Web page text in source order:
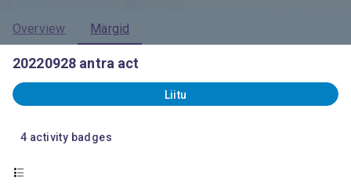
Overview Märgid
20220928 antra act
Liitu
4 activity badges